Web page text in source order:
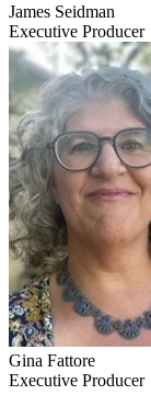
James Seidman
Executive Producer
Gina Fattore
Executive Producer